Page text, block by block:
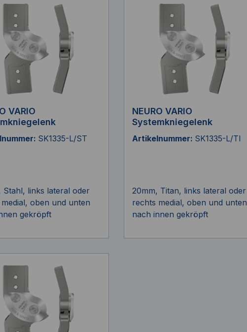
VARIO
SK1335-L/ST
Stahl, links lateral oder
oben und unten
gekröpft
NEURO VARIO
Systemkniegelenk
Artikelnummer: SK1335-L/TI
20mm, Titan, links lateral oder
rechts medial, oben und unten
nach innen gekröpft